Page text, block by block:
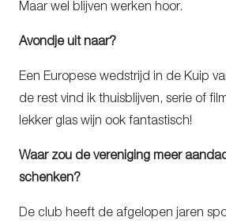
Maar wel blijven werken hoor.
Avondje uit naar?
Een Europese wedstrijd in de Kuip
de rest vind ik thuisblijven, serie of
lekker glas wijn ook fantastisch!
Waar zou de vereniging meer
schenken?
De club heeft de afgelopen jaren